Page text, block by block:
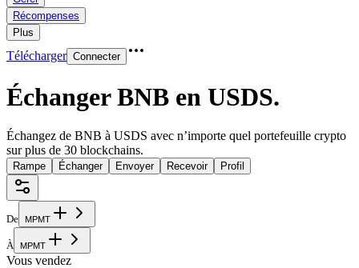
Récompenses
Plus
Télécharger Connecter
Échanger BNB en USDS.
Échangez de BNB à USDS avec n’importe quel portefeuille crypto
sur plus de 30 blockchains.
Rampe Échanger Envoyer Recevoir Profil
De MPMT
À MPMT
Vous vendez